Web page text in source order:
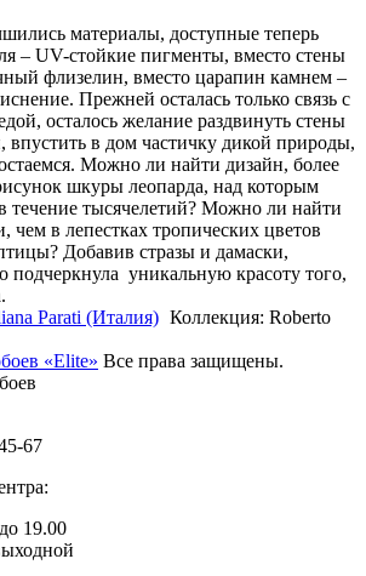
материалы, доступные теперь
– UV-стойкие пигменты, вместо стены
флизелин, вместо царапин камнем –
Прежней осталась только связь с
осталось желание раздвинуть стены
в дом частичку дикой природы,
Можно ли найти дизайн, более
шкуры леопарда, над которым
течение тысячелетий? Можно ли найти
чем в лепестках тропических цветов
Добавив стразы и дамаски,
подчеркнула уникальную красоту того,
Parati (Италия) Коллекция: Roberto
«Elite» Все права защищены.
67
19.00